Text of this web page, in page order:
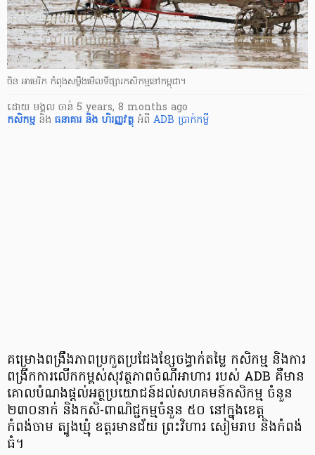
ចិន អាមេរិក កំពុង​សម្លឹង​មើល​ទីផ្សារ​កសិកម្ម​នៅ​កម្ពុជា។
ដោយ មង្គល ចាន់ 5 years, 8 months ago
កសិកម្មនិង ធនាគារ និង ហិរញ្ញវត្ថុ អំពី ADB ប្រាក់កម្ចី
គម្រោង​ពង្រឹង​ភាព​ប្រកួត​ប្រជែង​​ខ្សែចង្វាក់​តម្លៃ កសិកម្ម និង​ការ
ពង្រីក​ការលើកកម្ពស់​សុវត្ថភាព​ចំណីអាហារ របស់ ADB គឺមាន​
គោលបំណង​ផ្ដល់​អត្ថ​ប្រយោជន៍​ដល់​សហគមន៍​កសិកម្ម ចំនួន
២៣០នាក់ និង​កសិ-ពាណិជ្ជកម្ម​ចំនួន ៥០ នៅក្នុង​ខេត្ត​
កំពង់ចាម ត្បូងឃ្មុំ ឧត្តរមានជ័យ ព្រះវិហារ សៀមរាប និង​កំពង់
ធំ។